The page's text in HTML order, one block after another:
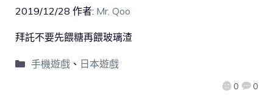
2019/12/28 作者: Mr. Qoo
0 0
拜託不要先餵糖再餵玻璃渣
手機遊戲、 日本遊戲